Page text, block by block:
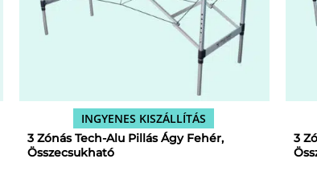
INGYENES KISZÁLLÍTÁS
3 Zónás Tech-Alu Pillás Ágy Fehér,
Összecsukható
3